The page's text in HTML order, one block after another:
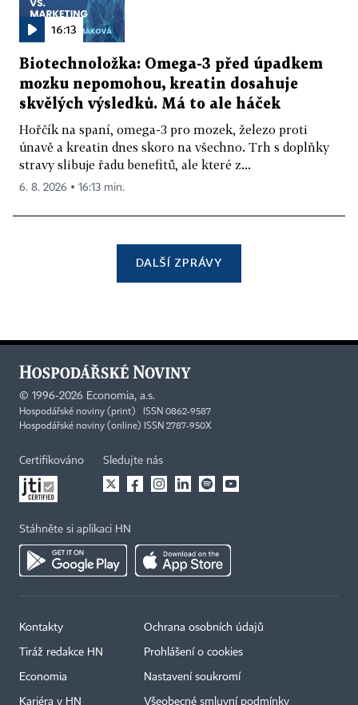
16:13
Biotechnoložka: Omega-3 před úpadkem
mozku nepomohou, kreatin dosahuje
skvělých výsledků. Má to ale háček
Hořčík na spaní, omega-3 pro mozek, železo proti
únavě a kreatin dnes skoro na všechno. Trh s doplňky
stravy slibuje řadu benefitů, ale které z...
6. 8. 2026 ▪ 16:13 min.
DALŠÍ ZPRÁVY
© 1996-2026 Economia, a.s.
Hospodářské noviny (print) ISSN 0862-9587
Hospodářské noviny (online) ISSN 2787-950X
Certifikováno Sledujte nás
Stáhněte si aplikaci HN
Kontakty
Tiráž redakce HN
Economia
Kariéra v HN
Ochrana osobních údajů
Prohlášení o cookies
Nastavení soukromí
Všeobecné smluvní podmínky